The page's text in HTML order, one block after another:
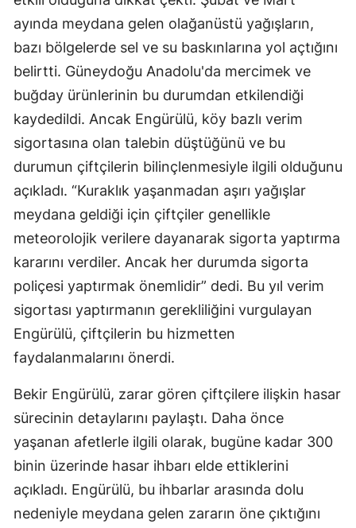
Samsun
Sinop
Sivas
Tekirdağ
Tokat
Trabzon
Tunceli
Şanlıurfa
Uşak
Yozgat
Zonguldak
Aksaray
Bayburt
Karaman
ayında meydana gelen olağanüstü yağışların,
bazı bölgelerde sel ve su baskınlarına yol açtığını
belirtti. Güneydoğu Anadolu'da mercimek ve
buğday ürünlerinin bu durumdan etkilendiği
kaydedildi. Ancak Engürülü, köy bazlı verim
sigortasına olan talebin düştüğünü ve bu
durumun çiftçilerin bilinçlenmesiyle ilgili olduğunu
açıkladı. “Kuraklık yaşanmadan aşırı yağışlar
meydana geldiği için çiftçiler genellikle
meteorolojik verilere dayanarak sigorta yaptırma
kararını verdiler. Ancak her durumda sigorta
poliçesi yaptırmak önemlidir” dedi. Bu yıl verim
sigortası yaptırmanın gerekliliğini vurgulayan
Engürülü, çiftçilerin bu hizmetten
faydalanmalarını önerdi.
Bekir Engürülü, zarar gören çiftçilere ilişkin hasar
sürecinin detaylarını paylaştı. Daha önce
yaşanan afetlerle ilgili olarak, bugüne kadar 300
binin üzerinde hasar ihbarı elde ettiklerini
açıkladı. Engürülü, bu ihbarlar arasında dolu
nedeniyle meydana gelen zararın öne çıktığını